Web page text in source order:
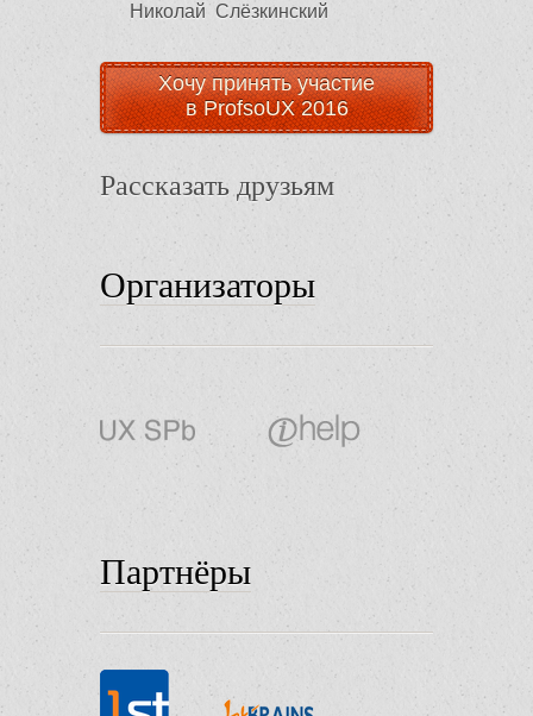
Николай Слёзкинский
Хочу принять участие
в ProfsoUX 2016
Рассказать друзьям
Организаторы
Партнёры